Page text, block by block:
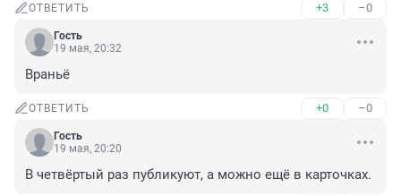
ОТВЕТИТЬ +3 –0
Гость
19 мая, 20:32
Враньё
ОТВЕТИТЬ +0 –0
Гость
19 мая, 20:20
В четвёртый раз публикуют, а можно ещё в карточках.